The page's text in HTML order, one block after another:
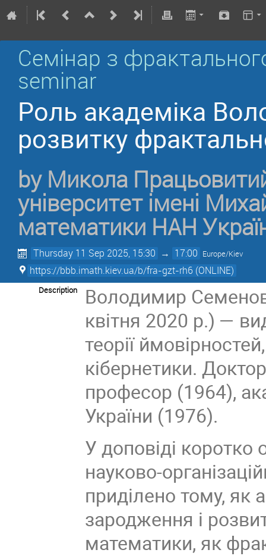
Семінар з
seminar
Роль академіка
розвитку
by Микола
університет імені
математики НАН
Thursday 11 Sep 2025, 15:30 → 17:00 Europe/Kiev
https://bbb.imath.kiev.ua/b/fra-gzt-rh6 (ONLINE)
Description
Володимир
квітня 2020 р.) —
теорії
кібернетики.
професор (1964),
України (1976).
У доповіді коротко
науково-
приділено тому, як
зародження і
математики, як